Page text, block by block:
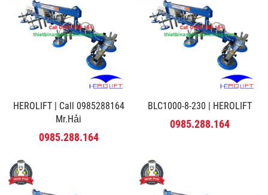
HEROLIFT | Call 0985288164
Mr.Hải
0985.288.164
BLC1000-8-230 | HEROLIFT
0985.288.164